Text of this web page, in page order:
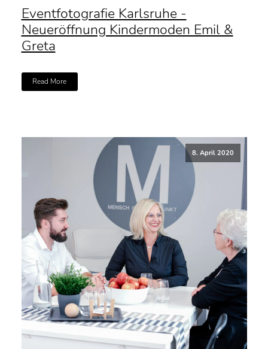
Eventfotografie Karlsruhe -
Neueröffnung Kindermoden Emil &
Greta
Read More
8. April 2020